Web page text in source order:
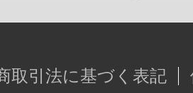
は？
ぎの子で、立川市の
取引法に基づく表記